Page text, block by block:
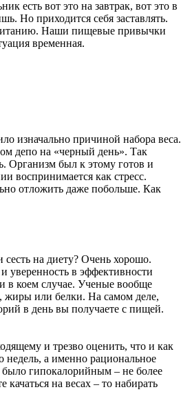
есть вот это на завтрак, вот это в
Но приходится себя заставлять.
питанию. Наши пищевые привычки
временная.
изначально причиной набора веса.
депо на «черный день». Так
Организм был к этому готов и
воспринимается как стресс.
отложить даже побольше. Как
на диету? Очень хорошо.
уверенность в эффективности
в коем случае. Ученые вообще
жиры или белки. На самом деле,
в день вы получаете с пищей.
и трезво оценить, что и как
недель, а именно рациональное
гипокалорийным – не более
на весах – то набирать